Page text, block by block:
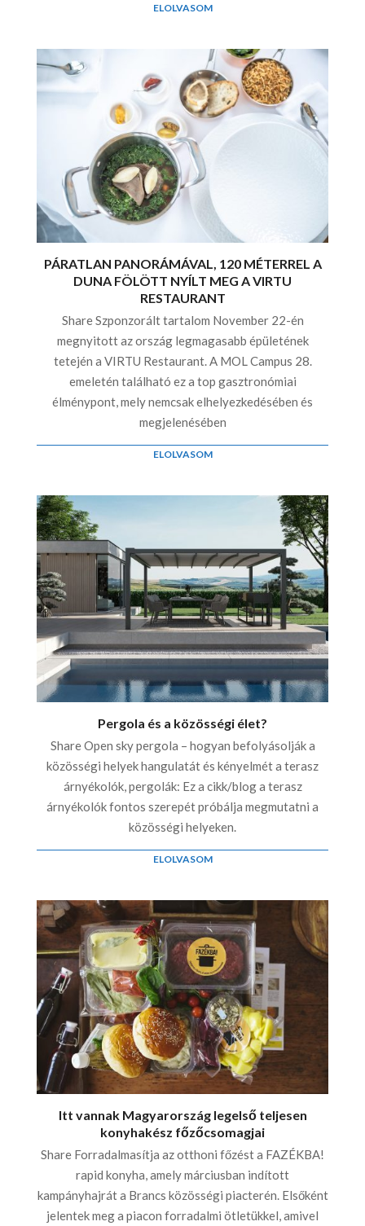
ELOLVASOM
PÁRATLAN PANORÁMÁVAL, 120 MÉTERREL A
DUNA FÖLÖTT NYÍLT MEG A VIRTU
RESTAURANT
Share Szponzorált tartalom November 22-én
megnyitott az ország legmagasabb épületének
tetején a VIRTU Restaurant. A MOL Campus 28.
emeletén található ez a top gasztronómiai
élménypont, mely nemcsak elhelyezkedésében és
megjelenésében
ELOLVASOM
Pergola és a közösségi élet?
Share Open sky pergola – hogyan befolyásolják a
közösségi helyek hangulatát és kényelmét a terasz
árnyékolók, pergolák: Ez a cikk/blog a terasz
árnyékolók fontos szerepét próbálja megmutatni a
közösségi helyeken.
ELOLVASOM
Itt vannak Magyarország legelső teljesen
konyhakész főzőcsomagjai
Share Forradalmasítja az otthoni főzést a FAZÉKBA!
rapid konyha, amely márciusban indított
kampányhajrát a Brancs közösségi piacterén. Elsőként
jelentek meg a piacon forradalmi ötletükkel, amivel